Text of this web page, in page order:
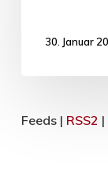
30. Januar
Feeds | RSS2 |